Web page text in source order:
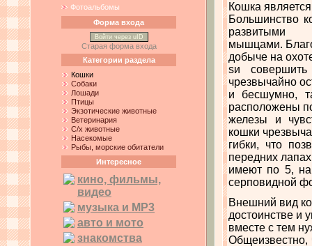
Фотоальбомы
Форма входа
Войти через uID
Старая форма входа
Категории раздела
Кошки
Собаки
Лошади
Птицы
Экзотические животные
Ветеринария
С/х животные
Насекомые
Рыбы, морские обитатели
Интересное
кино, фильмы,
видео
музыка и MP3
авто и мото
знакомства
Кошка
Большинство
развитыми
мышцами.
добыче на
sи совершить
чрезвычайно
и бесшумно,
расположены
железы и
кошки
гибки, что
передних
имеют по 5, на
серповидной
Внешний вид
достоинстве и
вместе с тем
Общеизвестно,